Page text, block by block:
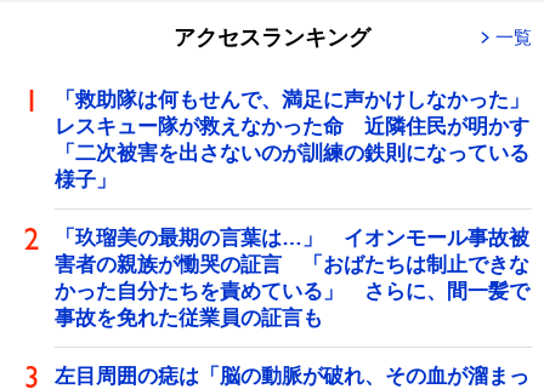
アクセスランキング 一覧
「救助隊は何もせんで、満足に声かけしなかった」
レスキュー隊が救えなかった命 近隣住民が明かす
「二次被害を出さないのが訓練の鉄則になっている
様子」
「玖瑠美の最期の言葉は…」 イオンモール事故被
害者の親族が慟哭の証言 「おばたちは制止できな
かった自分たちを責めている」 さらに、間一髪で
事故を免れた従業員の証言も
左目周囲の痣は「脳の動脈が破れ、その血が溜まっ